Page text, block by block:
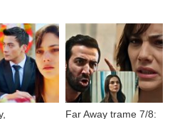
Far Away trame 7/8: